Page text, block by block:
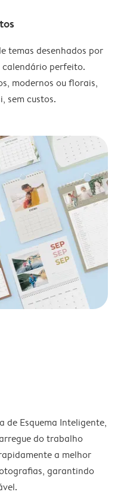
temas desenhados por
perfeito.
modernos ou florais,
sem custos.
de Esquema Inteligente,
do trabalho
a melhor
garantindo